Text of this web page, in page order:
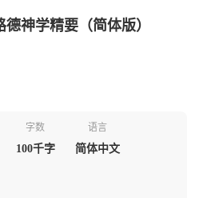
神学精要（简体版）
字数
100千字
语言
简体中文